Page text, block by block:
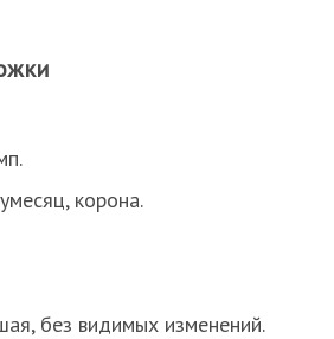
корона.
без видимых изменений.